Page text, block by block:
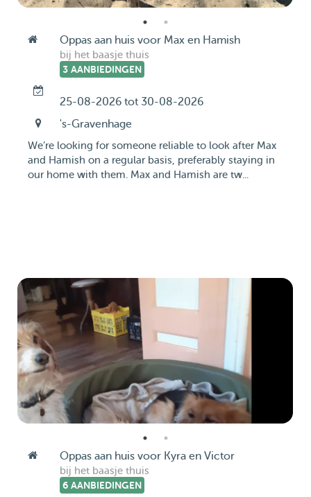
Oppas aan huis voor Max en Hamish
bij het baasje thuis
3 AANBIEDINGEN
25-08-2026 tot 30-08-2026
's-Gravenhage
We’re looking for someone reliable to look after Max
and Hamish on a regular basis, preferably staying in
our home with them. Max and Hamish are tw...
Oppas aan huis voor Kyra en Victor
bij het baasje thuis
6 AANBIEDINGEN